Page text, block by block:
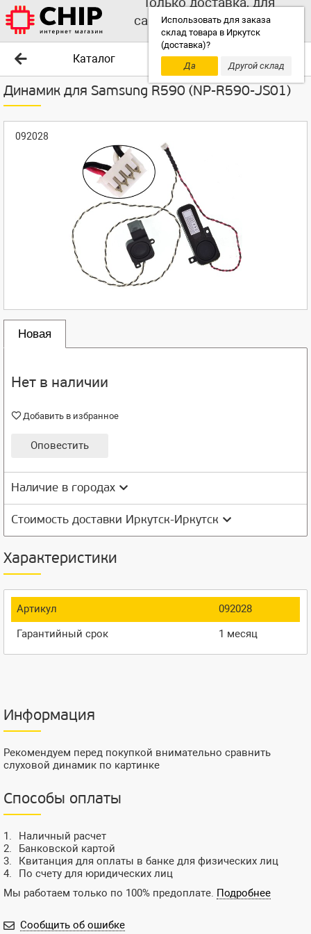
Использовать для заказа
склад товара в Иркутск
(доставка)?
Да
Другой склад
самовывоза выбирайте
другой склад!
Каталог
Динамик для Samsung R590 (NP-R590-JS01)
092028
Новая
Нет в наличии
Добавить в избранное
Оповестить
Наличие в городах
Стоимость доставки Иркутск-Иркутск
Характеристики
Артикул
092028
Гарантийный срок
1 месяц
Информация
Рекомендуем перед покупкой внимательно сравнить
слуховой динамик по картинке
Способы оплаты
Наличный расчет
Банковской картой
Квитанция для оплаты в банке для физических лиц
По счету для юридических лиц
Мы работаем только по 100% предоплате. Подробнее
Сообщить об ошибке